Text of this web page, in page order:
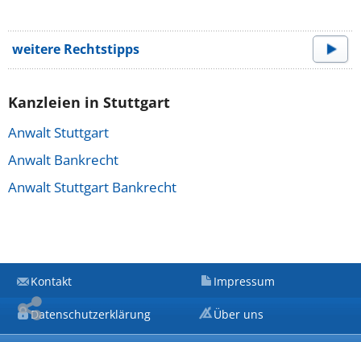
weitere Rechtstipps
Kanzleien in Stuttgart
Anwalt Stuttgart
Anwalt Bankrecht
Anwalt Stuttgart Bankrecht
Kontakt Impressum
Datenschutzerklärung Über uns